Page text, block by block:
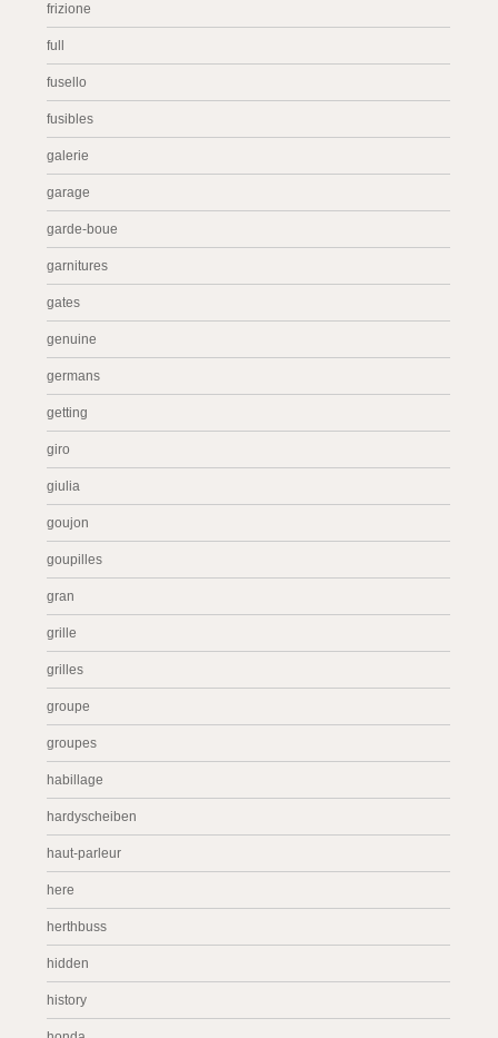
frizione
full
fusello
fusibles
galerie
garage
garde-boue
garnitures
gates
genuine
germans
getting
giro
giulia
goujon
goupilles
gran
grille
grilles
groupe
groupes
habillage
hardyscheiben
haut-parleur
here
herthbuss
hidden
history